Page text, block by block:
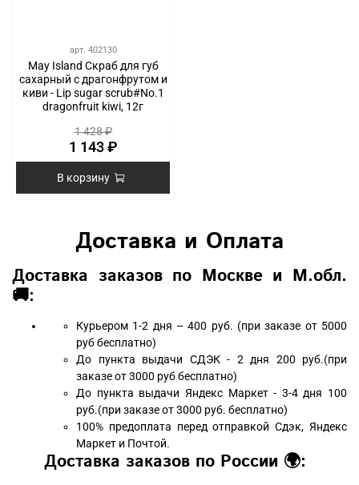
арт. 402130
May Island Скраб для губ
сахарный с драгонфрутом и
киви - Lip sugar scrub#No.1
dragonfruit kiwi, 12г
1 428 ₽
1 143 ₽
В корзину
Доставка и Оплата
Доставка заказов по Москве и М.обл.
🚚:
Курьером 1-2 дня – 400 руб. (при заказе от 5000
руб бесплатно)
До пункта выдачи СДЭК - 2 дня 200 руб.(при
заказе от 3000 руб бесплатно)
До пункта выдачи Яндекс Маркет - 3-4 дня 100
руб.(при заказе от 3000 руб. бесплатно)
100% предоплата перед отправкой Сдэк, Яндекс
Маркет и Почтой.
Доставка заказов по России 🌍: